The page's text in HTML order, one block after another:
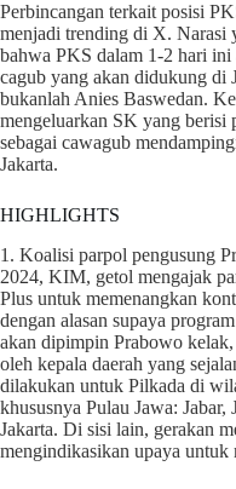
Perbincangan terkait posisi
menjadi trending di X. Narasi
bahwa PKS dalam 1-2 hari ini
cagub yang akan didukung di
bukanlah Anies Baswedan.
mengeluarkan SK yang berisi
sebagai cawagub
Jakarta.
HIGHLIGHTS
1. Koalisi parpol pengusung
2024, KIM, getol mengajak
Plus untuk memenangkan
dengan alasan supaya
akan dipimpin Prabowo
oleh kepala daerah yang
dilakukan untuk Pilkada di
khususnya Pulau Jawa: Jabar,
Jakarta. Di sisi lain, gerakan
mengindikasikan upaya untuk